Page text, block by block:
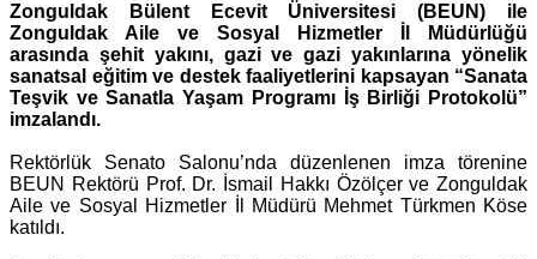
Zonguldak Bülent Ecevit Üniversitesi (BEUN) ile
Zonguldak Aile ve Sosyal Hizmetler İl Müdürlüğü
arasında şehit yakını, gazi ve gazi yakınlarına yönelik
sanatsal eğitim ve destek faaliyetlerini kapsayan “Sanata
Teşvik ve Sanatla Yaşam Programı İş Birliği Protokolü”
imzalandı.
Rektörlük Senato Salonu’nda düzenlenen imza törenine
BEUN Rektörü Prof. Dr. İsmail Hakkı Özölçer ve Zonguldak
Aile ve Sosyal Hizmetler İl Müdürü Mehmet Türkmen Köse
katıldı.